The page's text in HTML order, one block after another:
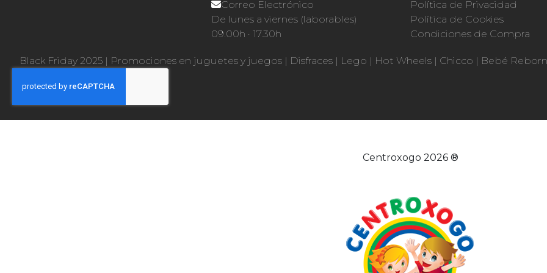
Correo Electrónico
De lunes a viernes (laborables)
09.00h · 17.30h
Política de Privacidad
Política de Cookies
Condiciones de Compra
Black Friday 2025 | Promociones en juguetes y juegos | Disfraces | Lego | Hot Wheels | Chicco | Bebé Reborn
Centroxogo 2026 ®